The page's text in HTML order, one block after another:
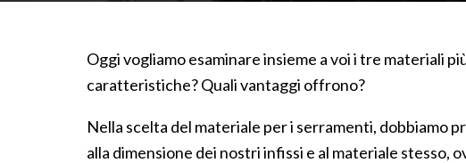
Oggi vogliamo esaminare insieme a voi i tre materiali
caratteristiche? Quali vantaggi offrono?
Nella scelta del materiale per i serramenti, dobbiamo
alla dimensione dei nostri infissi e al materiale stesso,